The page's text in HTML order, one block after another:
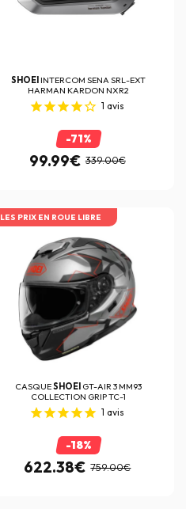
SHOEI INTERCOM SENA SRL-EXT
HARMAN KARDON NXR2
1 avis
-71%
99.99€ 339.00€
LES PRIX EN ROUE LIBRE
CASQUESHOEI GT-AIR 3 MM93
COLLECTION GRIP TC-1
1 avis
-18%
622.38€ 759.00€